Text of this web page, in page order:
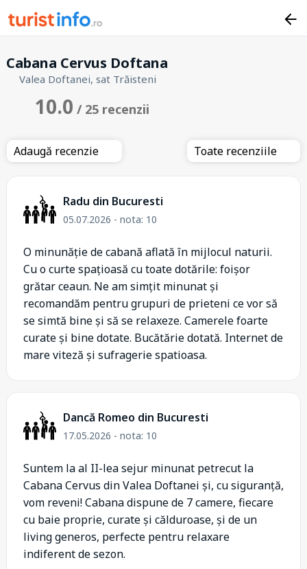
Cabana Cervus Doftana
Valea Doftanei, sat Trăisteni
10.0 / 25 recenzii
Adaugă recenzie Toate recenziile
Radu din Bucuresti
05.07.2026 - nota: 10
O minunăție de cabană aflată în mijlocul naturii.
Cu o curte spațioasă cu toate dotările: foișor
grătar ceaun. Ne am simțit minunat și
recomandăm pentru grupuri de prieteni ce vor să
se simtă bine și să se relaxeze. Camerele foarte
curate și bine dotate. Bucătărie dotată. Internet de
mare viteză și sufragerie spatioasa.
Dancă Romeo din Bucuresti
17.05.2026 - nota: 10
Suntem la al II-lea sejur minunat petrecut la
Cabana Cervus din Valea Doftanei și, cu siguranță,
vom reveni! Cabana dispune de 7 camere, fiecare
cu baie proprie, curate și călduroase, și de un
living generos, perfecte pentru relaxare
indiferent de sezon.